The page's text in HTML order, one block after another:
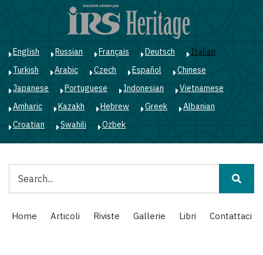
English Russian Français Deutsch
Italian
Turkish
Arabic Czech Español
Chinese
Japanese
Portuguese Indonesian
Vietnamese
Amharic
Kazakh Hebrew Greek
Albanian
Croatian
Swahili Ozbek
Main
navigation
Home Articoli Riviste Gallerie Libri Contattaci